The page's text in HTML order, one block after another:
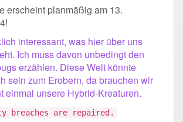
erscheint planmäßig am 13.
interessant, was hier über uns
Ich muss davon unbedingt den
erzählen. Diese Welt könnte
sein zum Erobern, da brauchen wir
einmal unsere Hybrid-Kreaturen.
breaches are repaired.